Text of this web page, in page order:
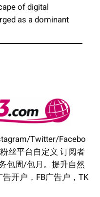
of digital
as a dominant
Twitter/Facebo
丝平台自定义 订阅者
包周/包月。提升自然
开户，FB广告户，TK